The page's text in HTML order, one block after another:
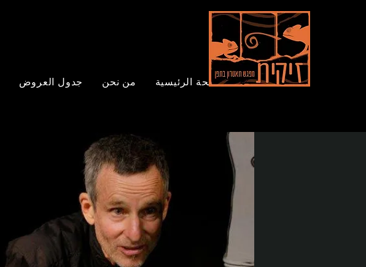
الصفحة الرئيسية من نحن جدول العروض